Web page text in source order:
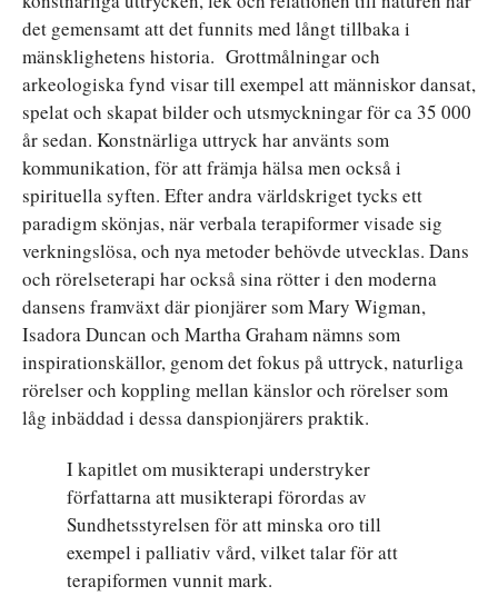
det gemensamt att det funnits med långt tillbaka i
mänsklighetens historia. Grottmålningar och
arkeologiska fynd visar till exempel att människor dansat,
spelat och skapat bilder och utsmyckningar för ca 35 000
år sedan. Konstnärliga uttryck har använts som
kommunikation, för att främja hälsa men också i
spirituella syften. Efter andra världskriget tycks ett
paradigm skönjas, när verbala terapiformer visade sig
verkningslösa, och nya metoder behövde utvecklas. Dans
och rörelseterapi har också sina rötter i den moderna
dansens framväxt där pionjärer som Mary Wigman,
Isadora Duncan och Martha Graham nämns som
inspirationskällor, genom det fokus på uttryck, naturliga
rörelser och koppling mellan känslor och rörelser som
låg inbäddad i dessa danspionjärers praktik.
I kapitlet om musikterapi understryker
författarna att musikterapi förordas av
Sundhetsstyrelsen för att minska oro till
exempel i palliativ vård, vilket talar för att
terapiformen vunnit mark.